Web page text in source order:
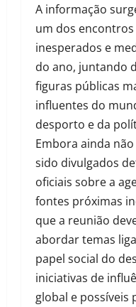
A informação
um dos encontros
inesperados e
do ano, juntando
figuras públicas
influentes do
desporto e da
Embora ainda
sido divulgados
oficiais sobre a
fontes próximas
que a reunião
abordar temas
papel social do
iniciativas de
global e possíveis